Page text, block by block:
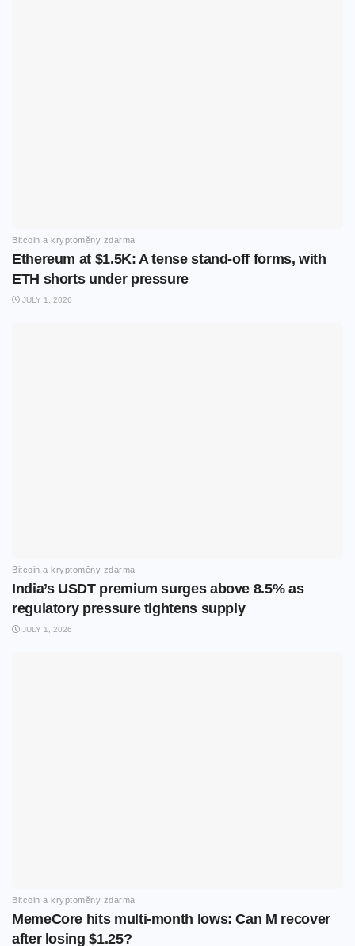
Bitcoin a kryptoměny zdarma
Ethereum at $1.5K: A tense stand-off forms, with
ETH shorts under pressure
JULY 1, 2026
Bitcoin a kryptoměny zdarma
India’s USDT premium surges above 8.5% as
regulatory pressure tightens supply
JULY 1, 2026
Bitcoin a kryptoměny zdarma
MemeCore hits multi-month lows: Can M recover
after losing $1.25?